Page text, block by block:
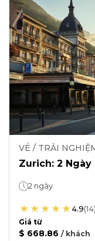
VÉ / TRẢI
Zurich: 2
2 ngày
4.9(14)
Giá từ
$ 668.86 / khách